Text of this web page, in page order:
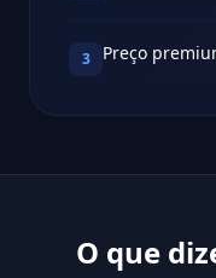
3 Preço
O que